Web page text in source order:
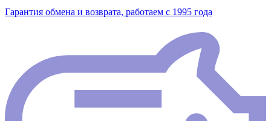
Гарантия обмена и возврата, работаем с 1995 года